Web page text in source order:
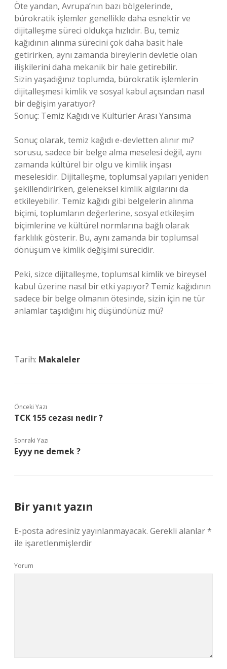
Öte yandan, Avrupa’nın bazı bölgelerinde,
bürokratik işlemler genellikle daha esnektir ve
dijitalleşme süreci oldukça hızlıdır. Bu, temiz
kağıdının alınma sürecini çok daha basit hale
getirirken, aynı zamanda bireylerin devletle olan
ilişkilerini daha mekanik bir hale getirebilir.
Sizin yaşadığınız toplumda, bürokratik işlemlerin
dijitalleşmesi kimlik ve sosyal kabul açısından nasıl
bir değişim yaratıyor?
Sonuç: Temiz Kağıdı ve Kültürler Arası Yansıma
Sonuç olarak, temiz kağıdı e-devletten alınır mı?
sorusu, sadece bir belge alma meselesi değil, aynı
zamanda kültürel bir olgu ve kimlik inşası
meselesidir. Dijitalleşme, toplumsal yapıları yeniden
şekillendirirken, geleneksel kimlik algılarını da
etkileyebilir. Temiz kağıdı gibi belgelerin alınma
biçimi, toplumların değerlerine, sosyal etkileşim
biçimlerine ve kültürel normlarına bağlı olarak
farklılık gösterir. Bu, aynı zamanda bir toplumsal
dönüşüm ve kimlik değişimi sürecidir.
Peki, sizce dijitalleşme, toplumsal kimlik ve bireysel
kabul üzerine nasıl bir etki yapıyor? Temiz kağıdının
sadece bir belge olmanın ötesinde, sizin için ne tür
anlamlar taşıdığını hiç düşündünüz mü?
Tarih: Makaleler
Önceki Yazı
TCK 155 cezası nedir ?
Sonraki Yazı
Eyyy ne demek ?
Bir yanıt yazın
E-posta adresiniz yayınlanmayacak. Gerekli alanlar*
ile işaretlenmişlerdir
Yorum